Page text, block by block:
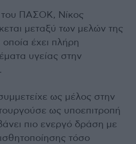
ΠΑΣΟΚ, Νίκος
μεταξύ των μελών της
έχει πλήρη
υγείας στην
ως μέλος στην
ως υποεπιτροπή
πιο ενεργό δράση με
τόσο